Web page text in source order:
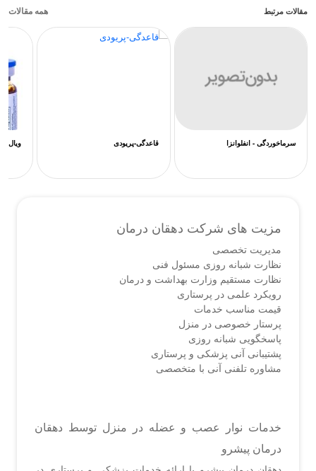
مقالات مرتبط همه مقالات
سرماخوردگی - انفلوانزا قاعدگی-پریودی ویال
مزیت های شرکت دهقان درمان
مدیریت تخصصی
نظارت شبانه روزی مسئول فنی
نظارت مستقیم وزارت بهداشت و درمان
رویکرد علمی در پرستاری
قیمت مناسب خدمات
پرستار خصوصی در منزل
پاسخگویی شبانه روزی
پشتیبانی آنی پزشکی و پرستاری
مشاوره تلفنی آنی با متخصصی
خدمات نوار عصب و عضله در منزل توسط دهقان
درمان پیشرو